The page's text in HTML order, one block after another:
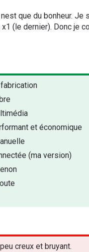
que du bonheur. Je
(le dernier). Donc je
et économique
(ma version)
creux et bruyant.